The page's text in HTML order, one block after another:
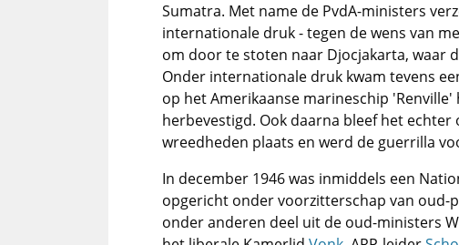
Sumatra. Met name de PvdA-ministers
internationale druk - tegen de wens van
om door te stoten naar Djocjakarta, waar
Onder internationale druk kwam tevens
op het Amerikaanse marineschip
herbevestigd. Ook daarna bleef het
wreedheden plaats en werd de guerrilla
In december 1946 was inmiddels een
opgericht onder voorzitterschap van oud-
onder anderen deel uit de oud-ministers